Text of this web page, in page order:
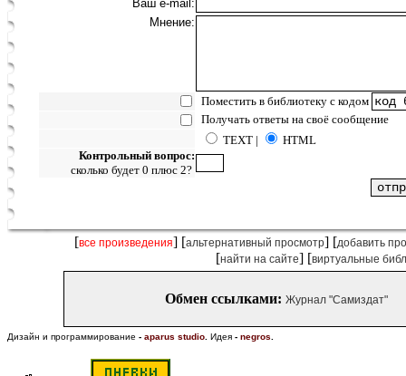
Ваш e-mail:
Мнение:
Поместить в библиотеку с кодом
Получать ответы на своё сообщение
TEXT |
HTML
Контрольный вопрос:
сколько будет 0 плюс 2?
[все произведения] [альтернативный просмотр] [добавить
[найти на сайте] [виртуальные
Обмен ссылками: Журнал "Самиздат"
Дизайн и программирование - aparus studio Идея - negros